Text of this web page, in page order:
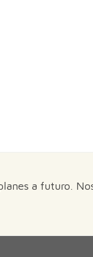
a futuro.